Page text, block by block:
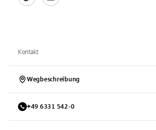
Kontakt
Wegbeschreibung
+49 6331 542-0